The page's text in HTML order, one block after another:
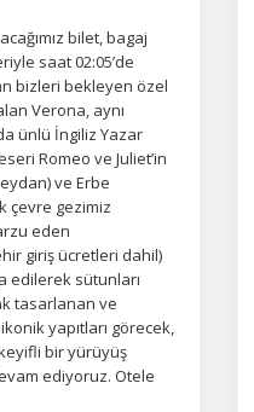
bilet, bagaj
saat 02:05’de
bizleri bekleyen özel
Verona, aynı
ünlü İngiliz Yazar
Romeo ve Juliet’in
ve Erbe
çevre gezimiz
eden
giriş ücretleri dahil)
edilerek sütunları
tasarlanan ve
yapıtları görecek,
bir yürüyüş
ediyoruz. Otele